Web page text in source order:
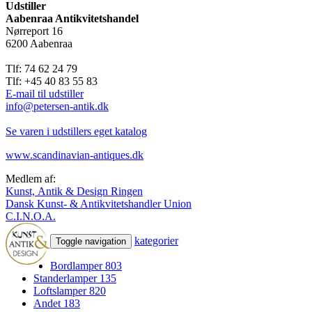
Udstiller
Aabenraa Antikvitetshandel
Nørreport 16
6200 Aabenraa
Tlf: 74 62 24 79
Tlf: +45 40 83 55 83
E-mail til udstiller
info@petersen-antik.dk
Se varen i udstillers eget katalog
www.scandinavian-antiques.dk
Medlem af:
Kunst, Antik & Design Ringen
Dansk Kunst- & Antikvitetshandler Union
C.I.N.O.A.
Toggle navigation kategorier
Bordlamper803
Standerlamper 135
Loftslamper820
Andet 183